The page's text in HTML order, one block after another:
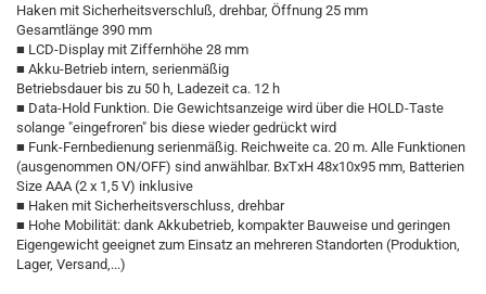
Haken mit Sicherheitsverschluß, drehbar, Öffnung 25 mm
Gesamtlänge 390 mm
■ LCD-Display mit Ziffernhöhe 28 mm
■ Akku-Betrieb intern, serienmäßig
Betriebsdauer bis zu 50 h, Ladezeit ca. 12 h
■ Data-Hold Funktion. Die Gewichtsanzeige wird über die HOLD-Taste
solange "eingefroren" bis diese wieder gedrückt wird
■ Funk-Fernbedienung serienmäßig. Reichweite ca. 20 m. Alle Funktionen
(ausgenommen ON/OFF) sind anwählbar. BxTxH 48x10x95 mm, Batterien
Size AAA (2 x 1,5 V) inklusive
■ Haken mit Sicherheitsverschluss, drehbar
■ Hohe Mobilität: dank Akkubetrieb, kompakter Bauweise und geringen
Eigengewicht geeignet zum Einsatz an mehreren Standorten (Produktion,
Lager, Versand,...)